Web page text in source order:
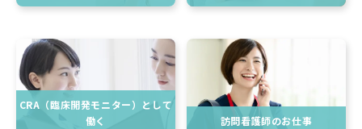
CRA（臨床開発モニター）として
働く
訪問看護師のお仕事